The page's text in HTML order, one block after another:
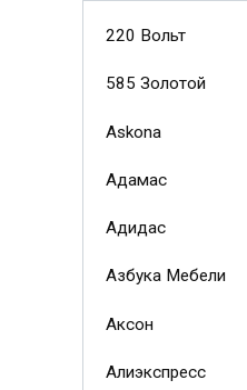
220 Вольт
585 Золотой
Askona
Адамас
Адидас
Азбука Мебели
Аксон
Алиэкспресс